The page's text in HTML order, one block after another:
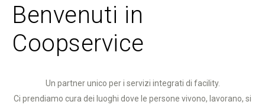
Benvenuti in
Coopservice
Un partner unico per i servizi integrati di facility.
Ci prendiamo cura dei luoghi dove le persone vivono, lavorano, si